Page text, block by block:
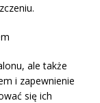
ale także
i zapewnienie
się ich